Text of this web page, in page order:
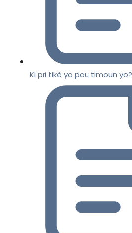
Ki pri tikè yo pou timoun yo?